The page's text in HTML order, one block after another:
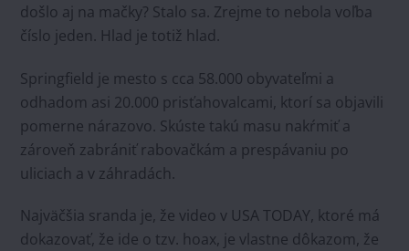
došlo aj na mačky? Stalo sa. Zrejme to nebola voľba
číslo jeden. Hlad je totiž hlad.
Springfield je mesto s cca 58.000 obyvateľmi a
odhadom asi 20.000 prisťahovalcami, ktorí sa objavili
pomerne nárazovo. Skúste takú masu nakŕmiť a
zároveň zabrániť rabovačkám a prespávaniu po
uliciach a v záhradách.
Najväčšia sranda je, že video v USA TODAY, ktoré má
dokazovať, že ide o tzv. hoax, je vlastne dôkazom, že